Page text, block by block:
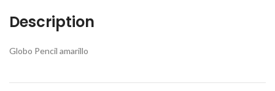
Description
Globo Pencil amarillo